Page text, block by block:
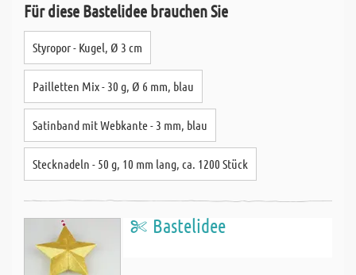
Für diese Bastelidee brauchen Sie
Styropor - Kugel, Ø 3 cm
Pailletten Mix - 30 g, Ø 6 mm, blau
Satinband mit Webkante - 3 mm, blau
Stecknadeln - 50 g, 10 mm lang, ca. 1200 Stück
Bastelidee